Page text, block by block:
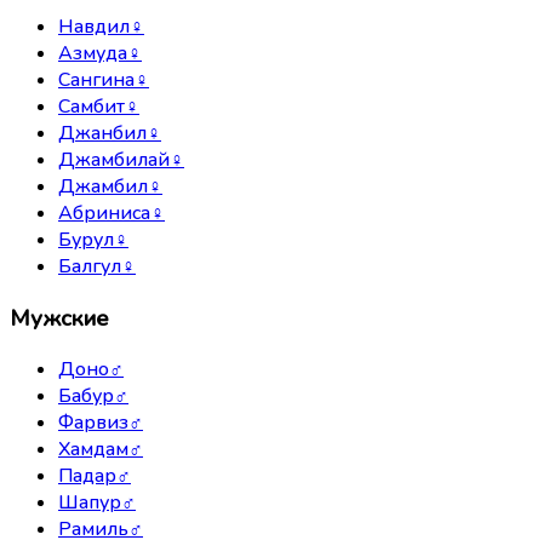
Навдил♀
Азмуда♀
Сангина♀
Самбит♀
Джанбил♀
Джамбилай♀
Джамбил♀
Абриниса♀
Бурул♀
Балгул♀
Мужские
Доно♂
Бабур♂
Фарвиз♂
Хамдам♂
Падар♂
Шапур♂
Рамиль♂